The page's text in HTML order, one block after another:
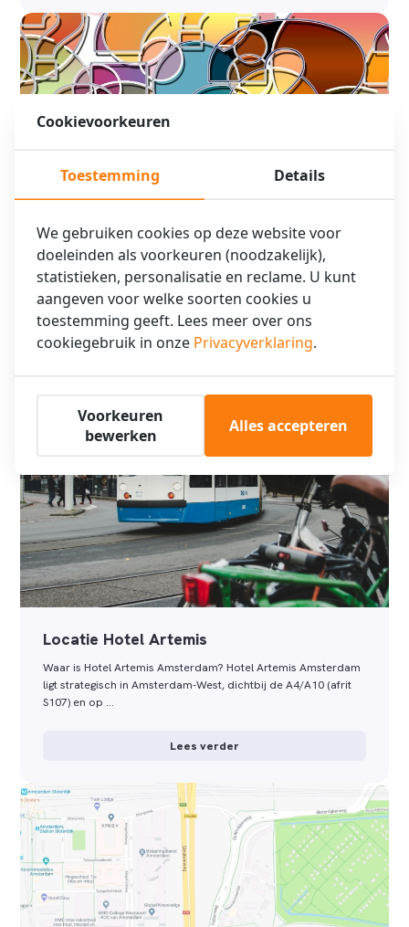
XO Hotels Park West beantwoordt graag uw vragen! Hier kunt u
de meest frequent gestelde vragen met hun antwoord vinden.
Vragen zoals: …
Lees verder
Locatie Hotel Artemis
Waar is Hotel Artemis Amsterdam? Hotel Artemis Amsterdam
ligt strategisch in Amsterdam-West, dichtbij de A4/A10 (afrit
S107) en op …
Lees verder
Cookievoorkeuren
Toestemming Details
We gebruiken cookies op deze website voor
doeleinden als voorkeuren (noodzakelijk),
statistieken, personalisatie en reclame. U kunt
aangeven voor welke soorten cookies u
toestemming geeft. Lees meer over ons
cookiegebruik in onze Privacyverklaring.
Voorkeuren
bewerken
Alles accepteren